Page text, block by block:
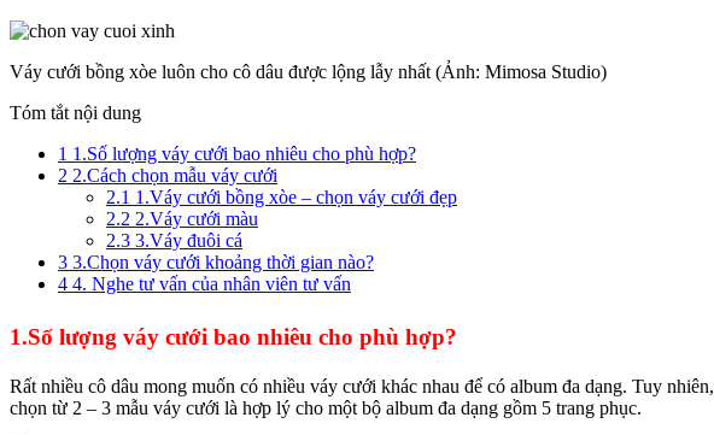
Váy cưới bồng xòe luôn cho cô dâu được lộng lẫy nhất (Ảnh: Mimosa Studio)
Tóm tắt nội dung
1 1.Số lượng váy cưới bao nhiêu cho phù hợp?
2 2.Cách chọn mẫu váy cưới
2.1 1.Váy cưới bồng xòe – chọn váy cưới đẹp
2.2 2.Váy cưới màu
2.3 3.Váy đuôi cá
3 3.Chọn váy cưới khoảng thời gian nào?
4 4. Nghe tư vấn của nhân viên tư vấn
1.Số lượng váy cưới bao nhiêu cho phù hợp?
Rất nhiều cô dâu mong muốn có nhiều váy cưới khác nhau để có album đa dạng. Tuy
chọn từ 2 – 3 mẫu váy cưới là hợp lý cho một bộ album đa dạng gồm 5 trang phục.